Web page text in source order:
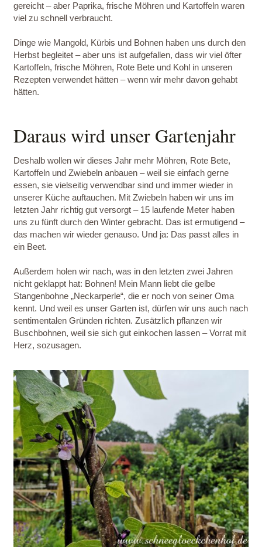
gereicht – aber Paprika, frische Möhren und Kartoffeln waren
viel zu schnell verbraucht.
Dinge wie Mangold, Kürbis und Bohnen haben uns durch den
Herbst begleitet – aber uns ist aufgefallen, dass wir viel öfter
Kartoffeln, frische Möhren, Rote Bete und Kohl in unseren
Rezepten verwendet hätten – wenn wir mehr davon gehabt
hätten.
Daraus wird unser Gartenjahr
Deshalb wollen wir dieses Jahr mehr Möhren, Rote Bete,
Kartoffeln und Zwiebeln anbauen – weil sie einfach gerne
essen, sie vielseitig verwendbar sind und immer wieder in
unserer Küche auftauchen. Mit Zwiebeln haben wir uns im
letzten Jahr richtig gut versorgt – 15 laufende Meter haben
uns zu fünft durch den Winter gebracht. Das ist ermutigend –
das machen wir wieder genauso. Und ja: Das passt alles in
ein Beet.
Außerdem holen wir nach, was in den letzten zwei Jahren
nicht geklappt hat: Bohnen! Mein Mann liebt die gelbe
Stangenbohne „Neckarperle“, die er noch von seiner Oma
kennt. Und weil es unser Garten ist, dürfen wir uns auch nach
sentimentalen Gründen richten. Zusätzlich pflanzen wir
Buschbohnen, weil sie sich gut einkochen lassen – Vorrat mit
Herz, sozusagen.